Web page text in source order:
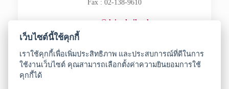
Fax : 02-138-9610
ecommerce@daisothailand.com
เว็บไซต์นี้ใช้คุกกี้
เราใช้คุกกี้เพื่อเพิ่มประสิทธิภาพ และประสบการณ์ที่ดีในการ
ใช้งานเว็บไซต์ คุณสามารถเลือกตั้งค่าความยินยอมการใช้
คุกกี้ได้